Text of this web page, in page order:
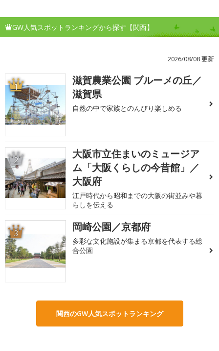
GW人気スポットランキングから探す【関西】
2026/08/08 更新
1
滋賀農業公園 ブルーメの丘／
滋賀県
自然の中で家族とのんびり楽しめる
2
大阪市立住まいのミュージア
ム「大阪くらしの今昔館」／
大阪府
江戸時代から昭和までの大阪の街並みや暮
らしを伝える
3 岡崎公園／京都府
多彩な文化施設が集まる京都を代表する総
合公園
関西のGW人気スポットランキング